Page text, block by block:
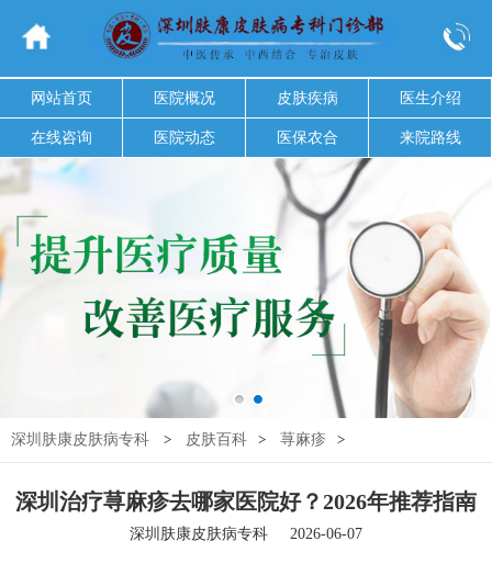
网站首页 医院概况 皮肤疾病 医生介绍
在线咨询 医院动态 医保农合 来院路线
深圳肤康皮肤病专科 > 皮肤百科 > 荨麻疹 >
深圳治疗荨麻疹去哪家医院好？2026年推荐指南
深圳肤康皮肤病专科 2026-06-07